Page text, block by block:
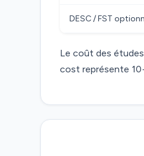
DESC / FST
Le coût des
cost représente